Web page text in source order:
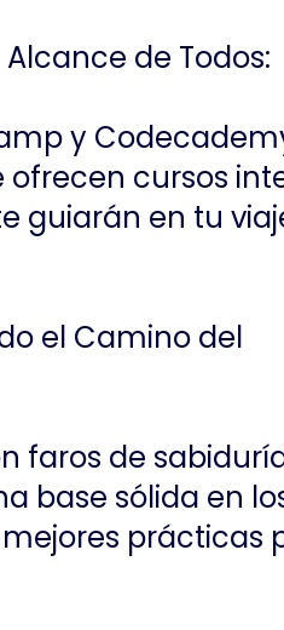
de Todos:
y
cursos
guiarán en tu
el Camino del
faros de
base sólida en
prácticas